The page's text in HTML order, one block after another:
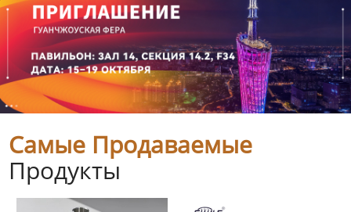
Самые Продаваемые
Продукты